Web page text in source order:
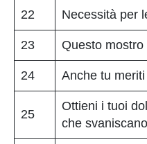
22 Necessità per
23 Questo
24 Anche tu
25
Ottieni i tuoi
che svaniscano